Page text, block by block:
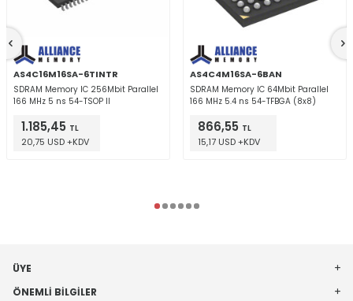
AS4C16M16SA-6TINTR
SDRAM Memory IC 256Mbit Parallel
166 MHz 5 ns 54-TSOP II
1.185,45 TL
20,75 USD +KDV
AS4C4M16SA-6BAN
SDRAM Memory IC 64Mbit Parallel
166 MHz 5.4 ns 54-TFBGA (8x8)
866,55 TL
15,17 USD +KDV
ÜYE
ÖNEMLI BILGILER